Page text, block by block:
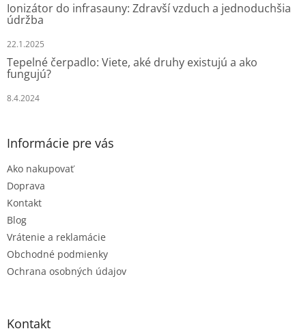
Ionizátor do infrasauny: Zdravší vzduch a jednoduchšia
údržba
22.1.2025
Tepelné čerpadlo: Viete, aké druhy existujú a ako
fungujú?
8.4.2024
Informácie pre vás
Ako nakupovať
Doprava
Kontakt
Blog
Vrátenie a reklamácie
Obchodné podmienky
Ochrana osobných údajov
Kontakt